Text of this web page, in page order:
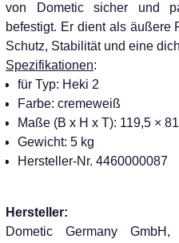
von Dometic sicher und
befestigt. Er dient als äußere
Schutz, Stabilität und eine
Spezifikationen:
für Typ: Heki 2
Farbe: cremeweiß
Maße (B x H x T): 119,5 ×
Gewicht: 5 kg
Hersteller-Nr. 4460000087
Hersteller:
Dometic Germany